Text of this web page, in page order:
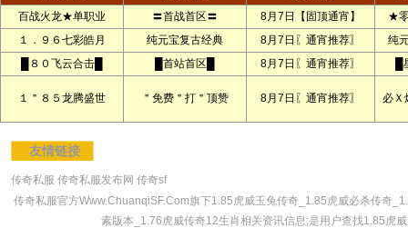
百战火龙★单职业
〓首战首区〓 8月7日【固顶通宵】
★
１．９６七彩皓月
纯元宝复古经典 8月7日〖通宵推荐〗
纯
█８０飞云合击█
█首站首区█ 8月7日〖通宵推荐〗
１＂８５龙腾盛世 ＂免费＂打＂顶赞 8月7日〖通宵推荐〗 必Ｘ
友情链接
传奇私服 传奇私服发布网 传奇sf
传奇私服官方Www.ChuanqiSF.Com旗下1.85虎威玉兔传奇_1.85虎威必杀传奇
素版本_1.76虎威传奇12生肖相关资讯信息;是用户查找1.85虎